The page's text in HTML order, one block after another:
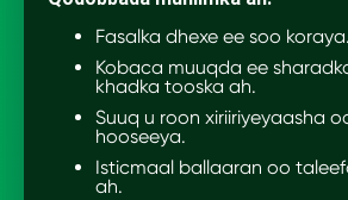
Fasalka dhexe ee soo koraya.
Kobaca muuqda ee
khadka tooska ah.
Suuq u roon xiriiriyeyaasha
hooseeya.
Isticmaal ballaaran oo
ah.